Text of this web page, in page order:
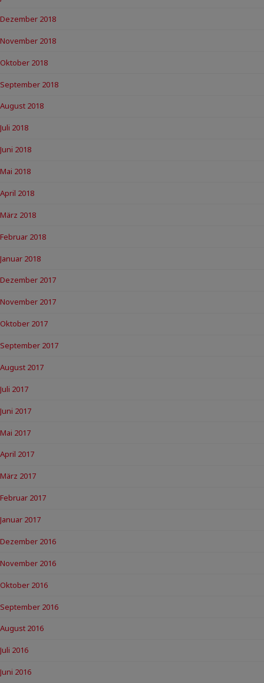
Dezember 2018
November 2018
Oktober 2018
September 2018
August 2018
Juli 2018
Juni 2018
Mai 2018
April 2018
März 2018
Februar 2018
Januar 2018
Dezember 2017
November 2017
Oktober 2017
September 2017
August 2017
Juli 2017
Juni 2017
Mai 2017
April 2017
März 2017
Februar 2017
Januar 2017
Dezember 2016
November 2016
Oktober 2016
September 2016
August 2016
Juli 2016
Juni 2016